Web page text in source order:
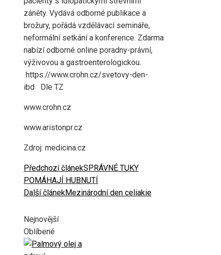
záněty. Vydává odborné publikace a
brožury, pořádá vzdělávací semináře,
neformální setkání a konference. Zdarma
nabízí odborné online poradny-právní,
výživovou a gastroenterologickou.
https://www.crohn.cz/svetovy-den-
ibd Dle TZ
www.crohn.cz
www.aristonpr.cz
Zdroj: medicina.cz
Předchozí článekSPRÁVNÉ TUKY
POMÁHAJÍ HUBNUTÍ
Další článekMezinárodní den celiakie
Nejnovější
Oblíbené